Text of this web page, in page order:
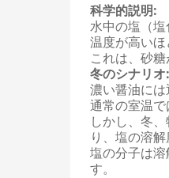
科学的説明:
水中の塩（
温度が高い
これは、砂
冬のシナリオ:
濃い醤油には
通常の室温で
しかし、冬
り、塩の溶解
塩の分子は
す。